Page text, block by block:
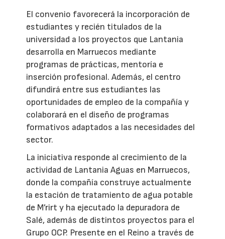
El convenio favorecerá la incorporación de
estudiantes y recién titulados de la
universidad a los proyectos que Lantania
desarrolla en Marruecos mediante
programas de prácticas, mentoría e
inserción profesional. Además, el centro
difundirá entre sus estudiantes las
oportunidades de empleo de la compañía y
colaborará en el diseño de programas
formativos adaptados a las necesidades del
sector.
La iniciativa responde al crecimiento de la
actividad de Lantania Aguas en Marruecos,
donde la compañía construye actualmente
la estación de tratamiento de agua potable
de M’rirt y ha ejecutado la depuradora de
Salé, además de distintos proyectos para el
Grupo OCP. Presente en el Reino a través de